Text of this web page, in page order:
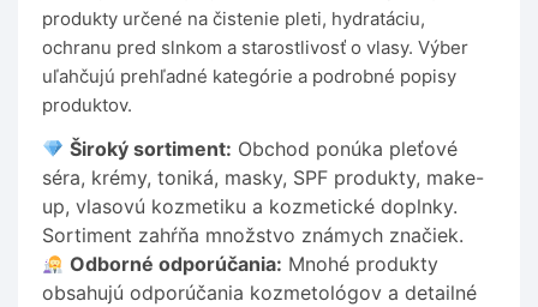
produkty určené na čistenie pleti, hydratáciu,
ochranu pred slnkom a starostlivosť o vlasy. Výber
uľahčujú prehľadné kategórie a podrobné popisy
produktov.
Široký sortiment: Obchod ponúka pleťové
séra, krémy, toniká, masky, SPF produkty, make-
up, vlasovú kozmetiku a kozmetické doplnky.
Sortiment zahŕňa množstvo známych značiek.
Odborné odporúčania: Mnohé produkty
obsahujú odporúčania kozmetológov a detailné